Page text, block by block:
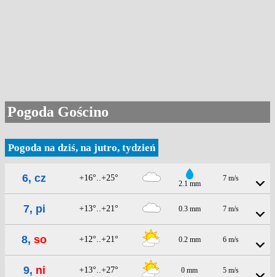
Pogoda Gościno
Pogoda na dziś, na jutro, tydzień
6, cz +16°..+25°
2.1 mm
7 m/s
7, pi +13°..+21° 0.3 mm 7 m/s
8, so +12°..+21° 0.2 mm 6 m/s
9, ni +13°..+27° 0 mm 5 m/s